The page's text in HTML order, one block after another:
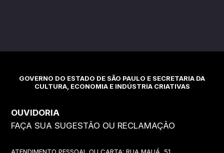
GOVERNO DO ESTADO DE SÃO PAULO E SECRETARIA DA
CULTURA, ECONOMIA E INDÚSTRIA CRIATIVAS
OUVIDORIA
FAÇA SUA SUGESTÃO OU RECLAMAÇÃO
ATENDIMENTO PESSOAL OU CARTA: RUA MAUÁ, 51